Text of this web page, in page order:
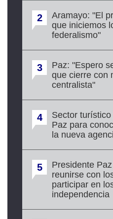
2
Aramayo: "El
que iniciemos
federalismo"
3
Paz: "Espero
que cierre con
centralista"
4
Sector
Paz para
la nueva
5
Presidente
reunirse con
participar en
independencia